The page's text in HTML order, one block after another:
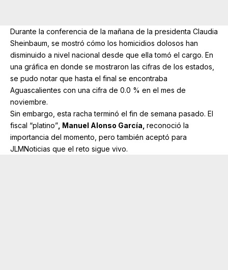
Durante la conferencia de la mañana de la presidenta Claudia
Sheinbaum, se mostró cómo los homicidios dolosos han
disminuido a nivel nacional desde que ella tomó el cargo. En
una gráfica en donde se mostraron las cifras de los estados,
se pudo notar que hasta el final se encontraba
Aguascalientes con una cifra de 0.0 % en el mes de
noviembre.
Sin embargo, esta racha terminó el fin de semana pasado. El
fiscal “platino” , Manuel Alonso García, reconoció la
importancia del momento, pero también aceptó para
JLMNoticias que el reto sigue vivo.